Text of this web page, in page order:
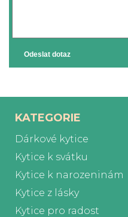
Odeslat dotaz
KATEGORIE
Dárkové kytice
Kytice k svátku
Kytice k narozeninám
Kytice z lásky
Kytice pro radost